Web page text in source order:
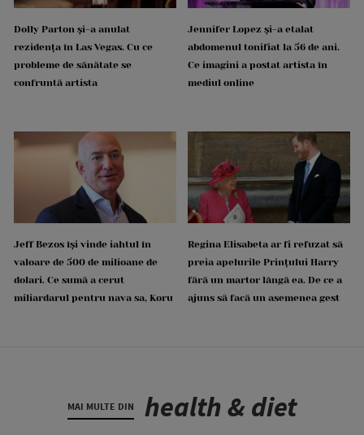
Dolly Parton și-a anulat
rezidența în Las Vegas. Cu ce
probleme de sănătate se
confruntă artista
Jennifer Lopez și-a etalat
abdomenul tonifiat la 56 de ani.
Ce imagini a postat artista în
mediul online
Jeff Bezos își vinde iahtul în
valoare de 500 de milioane de
dolari. Ce sumă a cerut
miliardarul pentru nava sa, Koru
Regina Elisabeta ar fi refuzat să
preia apelurile Prințului Harry
fără un martor lângă ea. De ce a
ajuns să facă un asemenea gest
MAI MULTE DIN health & diet